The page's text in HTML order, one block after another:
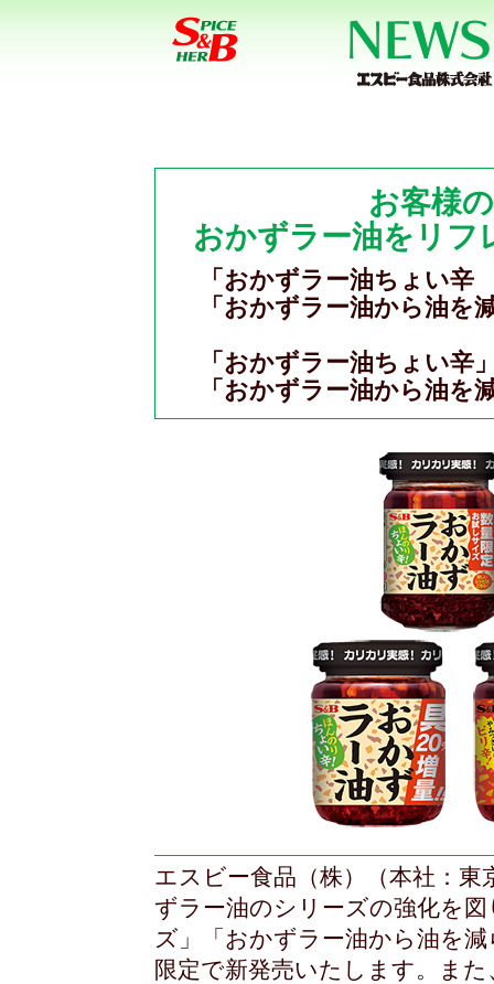
お客様
おかずラー油をリフ
「おかずラー油ちょい
「おかずラー油から油を
「おかずラー油ちょい辛
「おかずラー油から油
エスビー食品（株）（本社：
ずラー油のシリーズの強化を
ズ」「おかずラー油から油を
限定で新発売いたします。ま